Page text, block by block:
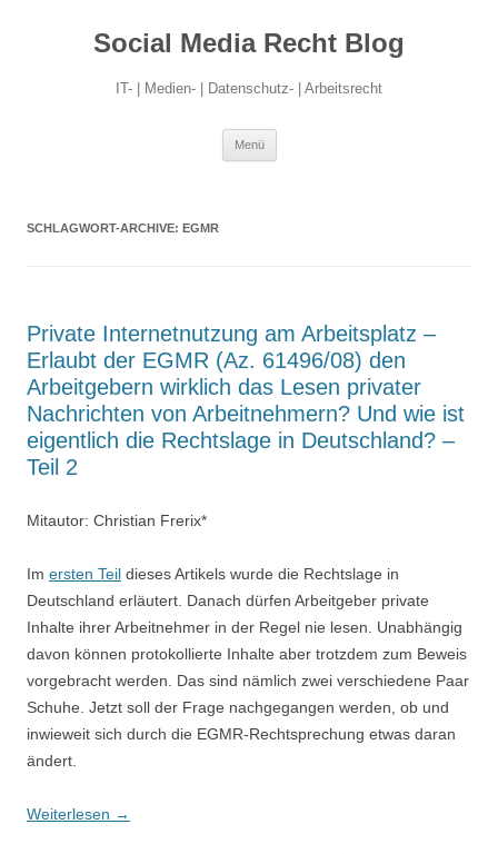
Social Media Recht Blog
IT- | Medien- | Datenschutz- | Arbeitsrecht
Menü
SCHLAGWORT-ARCHIVE: EGMR
Private Internetnutzung am Arbeitsplatz –
Erlaubt der EGMR (Az. 61496/08) den
Arbeitgebern wirklich das Lesen privater
Nachrichten von Arbeitnehmern? Und wie ist
eigentlich die Rechtslage in Deutschland? –
Teil 2
Mitautor: Christian Frerix*
Im ersten Teil dieses Artikels wurde die Rechtslage in
Deutschland erläutert. Danach dürfen Arbeitgeber private
Inhalte ihrer Arbeitnehmer in der Regel nie lesen. Unabhängig
davon können protokollierte Inhalte aber trotzdem zum Beweis
vorgebracht werden. Das sind nämlich zwei verschiedene Paar
Schuhe. Jetzt soll der Frage nachgegangen werden, ob und
inwieweit sich durch die EGMR-Rechtsprechung etwas daran
ändert.
Weiterlesen →